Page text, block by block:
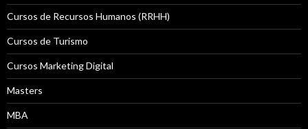
Cursos de Recursos Humanos (RRHH)
Cursos de Turismo
Cursos Marketing Digital
Masters
MBA